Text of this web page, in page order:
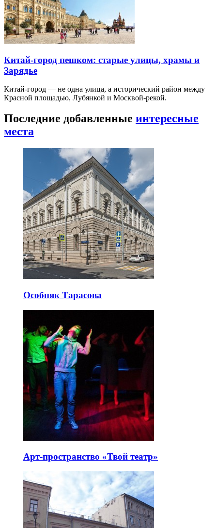
Китай-город пешком: старые улицы, храмы и
Зарядье
Китай-город — не одна улица, а исторический район между
Красной площадью, Лубянкой и Москвой-рекой.
Последние добавленные интересные
места
Особняк Тарасова
Арт-пространство «Твой театр»